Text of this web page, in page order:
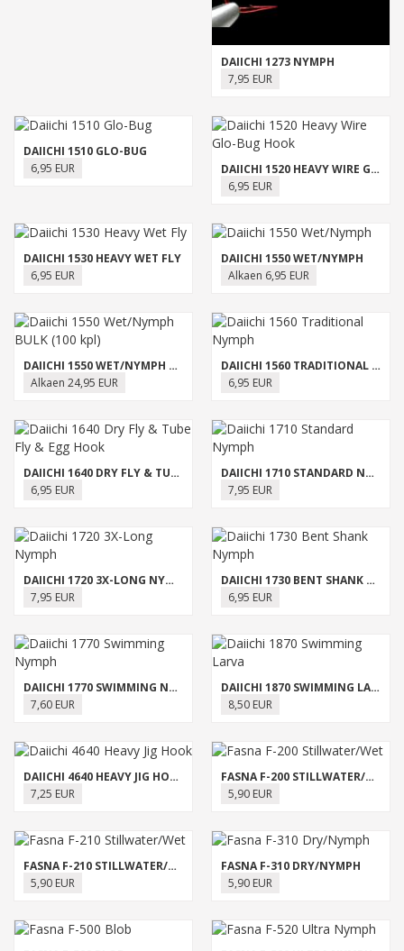
DAIICHI 1273 NYMPH
7,95 EUR
DAIICHI 1510 GLO-BUG
6,95 EUR
DAIICHI 1520 HEAVY WIRE GLO-BUG HOOK
6,95 EUR
DAIICHI 1530 HEAVY WET FLY
6,95 EUR
DAIICHI 1550 WET/NYMPH
Alkaen 6,95 EUR
DAIICHI 1550 WET/NYMPH BULK (100 KPL)
Alkaen 24,95 EUR
DAIICHI 1560 TRADITIONAL NYMPH
6,95 EUR
DAIICHI 1640 DRY FLY & TUBE FLY & EGG HOOK
6,95 EUR
DAIICHI 1710 STANDARD NYMPH
7,95 EUR
DAIICHI 1720 3X-LONG NYMPH
7,95 EUR
DAIICHI 1730 BENT SHANK NYMPH
6,95 EUR
DAIICHI 1770 SWIMMING NYMPH
7,60 EUR
DAIICHI 1870 SWIMMING LARVA
8,50 EUR
DAIICHI 4640 HEAVY JIG HOOK
7,25 EUR
FASNA F-200 STILLWATER/WET
5,90 EUR
FASNA F-210 STILLWATER/WET
5,90 EUR
FASNA F-310 DRY/NYMPH
5,90 EUR